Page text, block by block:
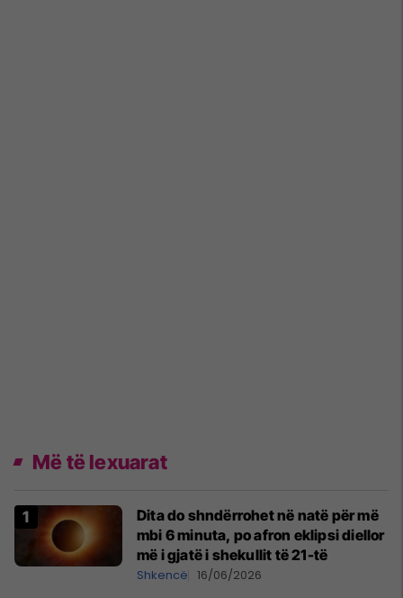
Më të lexuarat
Dita do shndërrohet në natë për më
mbi 6 minuta, po afron eklipsi diellor
më i gjatë i shekullit të 21-të
Shkencë 16/06/2026